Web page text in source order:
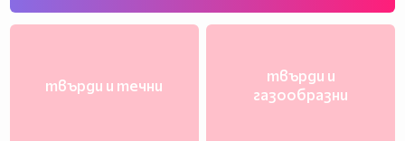
твърди и течни
твърди и
газообразни